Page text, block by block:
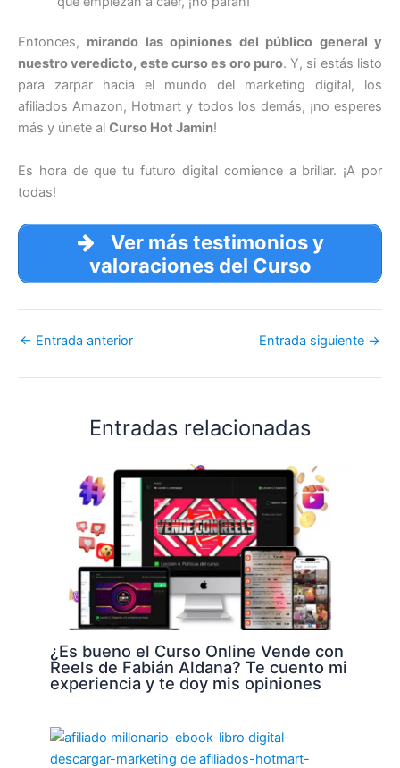
Entonces, mirando las opiniones del público general y
nuestro veredicto, este curso es oro puro. Y, si estás listo
para zarpar hacia el mundo del marketing digital, los
afiliados Amazon, Hotmart y todos los demás, ¡no esperes
más y únete al Curso Hot Jamin!
Es hora de que tu futuro digital comience a brillar. ¡A por
todas!
Ver más testimonios y
valoraciones del Curso
← Entrada anterior Entrada siguiente →
Entradas relacionadas
¿Es bueno el Curso Online Vende con
Reels de Fabián Aldana? Te cuento mi
experiencia y te doy mis opiniones